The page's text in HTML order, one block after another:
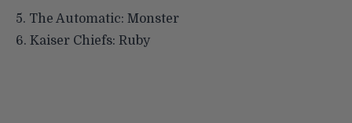
5. The Automatic: Monster
6. Kaiser Chiefs: Ruby